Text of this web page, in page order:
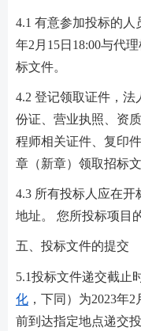
4.1 有意参加投标的人
年2月15日18:00与代
标文件。
4.2 登记领取证件，
份证、营业执照、资
程师相关证件、复印
章（新章）领取招标文
4.3 所有投标人应在
地址。 您所投标项目
五、投标文件的提交
5.1投标文件递交截止
化 ，下同）为2023年
前到达指定地点递交投